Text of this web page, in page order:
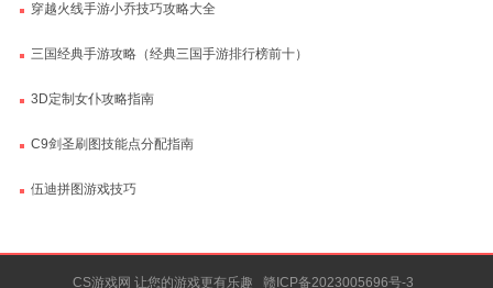
穿越火线手游小乔技巧攻略大全
三国经典手游攻略（经典三国手游排行榜前十）
3D定制女仆攻略指南
C9剑圣刷图技能点分配指南
伍迪拼图游戏技巧
CS游戏网 让您的游戏更有乐趣 赣ICP备2023005696号-3